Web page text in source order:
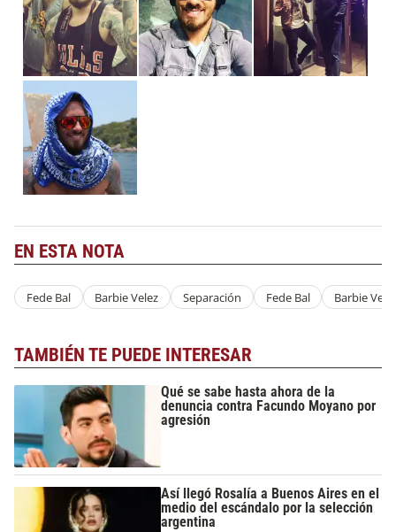
EN ESTA NOTA
Fede Bal Barbie Velez Separación Fede Bal Barbie
TAMBIÉN TE PUEDE INTERESAR
Qué se sabe hasta ahora de la
denuncia contra Facundo Moyano por
agresión
Así llegó Rosalía a Buenos Aires en el
medio del escándalo por la selección
argentina